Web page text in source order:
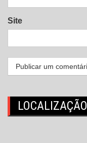
Site
LOCALIZAÇÃO